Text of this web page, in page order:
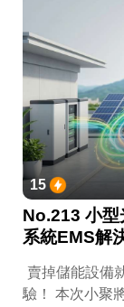
15
No.213 小型
系統EMS解
賣掉儲能設備
驗！ 本次小聚